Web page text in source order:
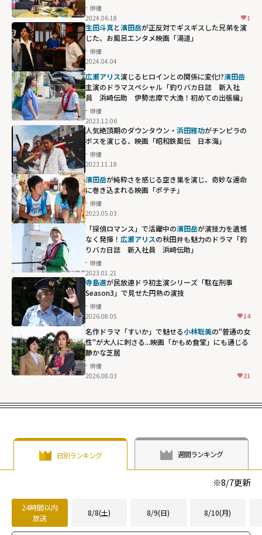
俳優
2024.06.18
1
生田斗真と濱田岳が正反対でギスギスした兄弟を演
じた、お風呂エンタメ映画「湯道」
俳優
2024.04.04
広瀬アリス演じるヒロインとの関係に変化!?濱田岳
主演のドラマスペシャル「釣りバカ日誌 新入社
員 浜崎伝助 伊勢志摩で大漁！初めての出張編」
俳優
2023.12.06
人気絶頂期のダウンタウン・ 浜田雅功がチンピラの
ボスを演じる、映画「昭和鉄風伝 日本海」
俳優
2023.11.18
濱田岳が純粋さを感じる空き巣を演じ、奇妙な運命
に巻き込まれる映画「ポテチ」
俳優
2023.05.03
「探偵ロマンス」で活躍中の濱田岳が演技力を遺憾
なく発揮！ 広瀬アリスの秋田弁も魅力のドラマ「釣
りバカ日誌 新入社員 浜崎伝助」
俳優
2023.01.21
寺島進が民放連ドラ初主演シリーズ「駐在刑事
Season3」で見せた円熟の演技
俳優
2026.08.05
14
名作ドラマ「すいか」で魅せる小林聡美の"普通の女
性"が大人に刺さる...映画「かもめ食堂」にも通じる
静かな芝居
俳優
2026.08.03
21
日別ランキング 週間ランキング
※8/7更新
24時間以内
放送
8/8(土) 8/9(日) 8/10(月)